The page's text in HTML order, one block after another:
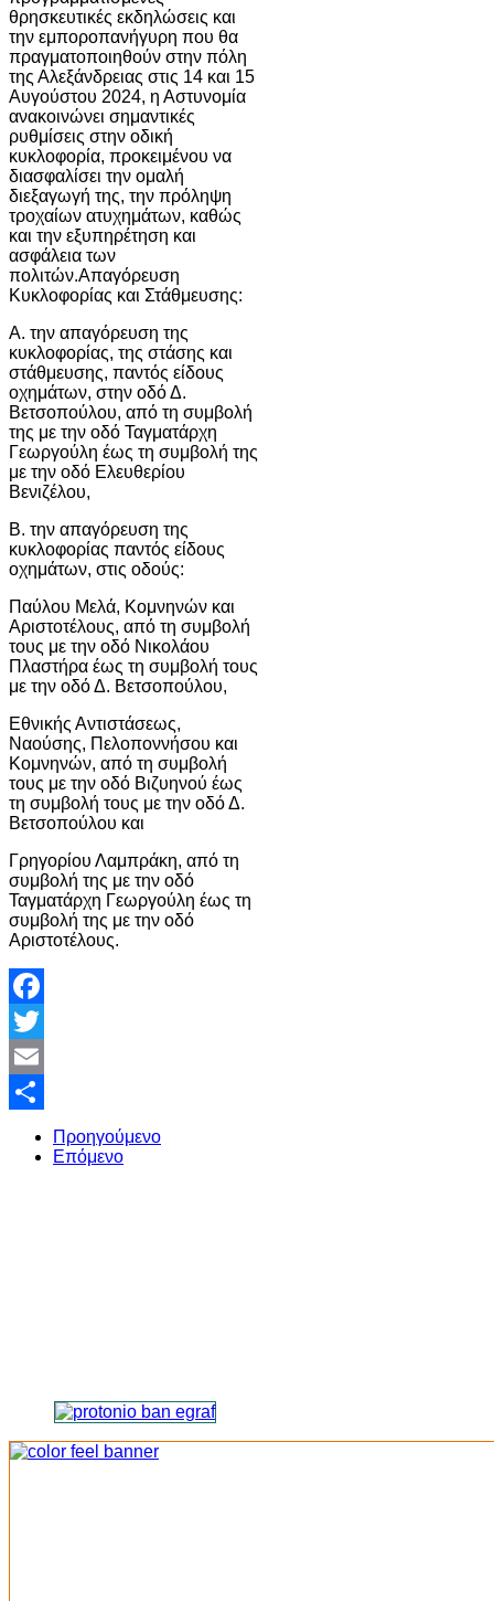
θρησκευτικές εκδηλώσεις και
την εμποροπανήγυρη που θα
πραγματοποιηθούν στην πόλη
της Αλεξάνδρειας στις 14 και 15
Αυγούστου 2024, η Αστυνομία
ανακοινώνει σημαντικές
ρυθμίσεις στην οδική
κυκλοφορία, προκειμένου να
διασφαλίσει την ομαλή
διεξαγωγή της, την πρόληψη
τροχαίων ατυχημάτων, καθώς
και την εξυπηρέτηση και
ασφάλεια των
πολιτών.Απαγόρευση
Κυκλοφορίας και Στάθμευσης:
Α. την απαγόρευση της
κυκλοφορίας, της στάσης και
στάθμευσης, παντός είδους
οχημάτων, στην οδό Δ.
Βετσοπούλου, από τη συμβολή
της με την οδό Ταγματάρχη
Γεωργούλη έως τη συμβολή της
με την οδό Ελευθερίου
Βενιζέλου,
Β. την απαγόρευση της
κυκλοφορίας παντός είδους
οχημάτων, στις οδούς:
Παύλου Μελά, Κομνηνών και
Αριστοτέλους, από τη συμβολή
τους με την οδό Νικολάου
Πλαστήρα έως τη συμβολή τους
με την οδό Δ. Βετσοπούλου,
Εθνικής Αντιστάσεως,
Ναούσης, Πελοποννήσου και
Κομνηνών, από τη συμβολή
τους με την οδό Βιζυηνού έως
τη συμβολή τους με την οδό Δ.
Βετσοπούλου και
Γρηγορίου Λαμπράκη, από τη
συμβολή της με την οδό
Ταγματάρχη Γεωργούλη έως τη
συμβολή της με την οδό
Αριστοτέλους.
Facebook
Twitter
Email
Share
Προηγούμενο
Επόμενο